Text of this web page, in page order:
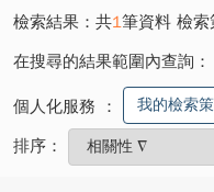
檢索結果：共1筆資料 檢索
在搜尋的結果範圍內查詢：
個人化服務 ： 我的檢索
排序：